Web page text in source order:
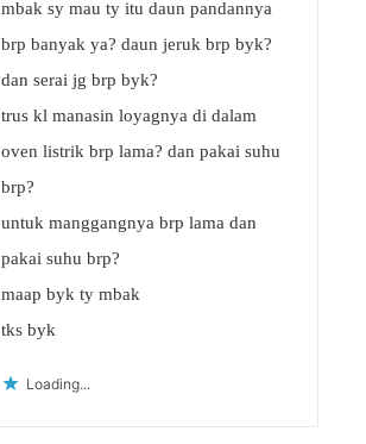
mbak sy mau ty itu daun pandannya
brp banyak ya? daun jeruk brp byk?
dan serai jg brp byk?
trus kl manasin loyagnya di dalam
oven listrik brp lama? dan pakai suhu
brp?
untuk manggangnya brp lama dan
pakai suhu brp?
maap byk ty mbak
tks byk
Loading...